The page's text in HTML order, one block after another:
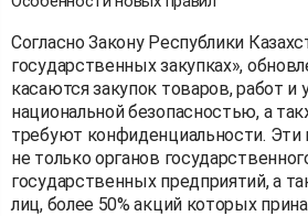
Согласно Закону Республики
государственных закупках»,
касаются закупок товаров, работ и
национальной безопасностью, а
требуют конфиденциальности.
не только органов
государственных предприятий, а
лиц, более 50% акций которых